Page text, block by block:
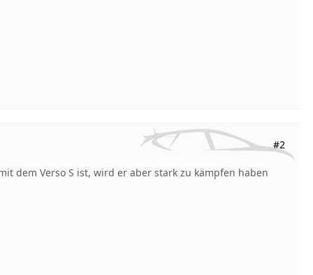
#2
dem Verso S ist, wird er aber stark zu kämpfen haben